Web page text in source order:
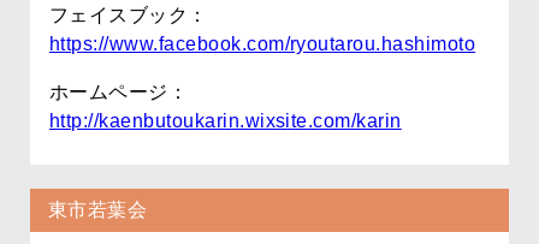
フェイスブック：
https://www.facebook.com/ryoutarou.hashimoto
ホームページ：
http://kaenbutoukarin.wixsite.com/karin
東市若葉会